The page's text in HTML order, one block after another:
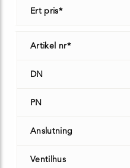
Ert pris*
Artikel nr*
DN
PN
Anslutning
Ventilhus